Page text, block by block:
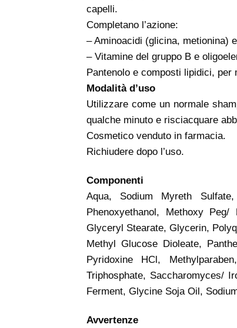
capelli.
Completano l’azione:
– Aminoacidi (glicina, metionina)
– Vitamine del gruppo B e
Pantenolo e composti lipidici,
Modalità d’uso
Utilizzare come un normale
qualche minuto e risciacquare
Cosmetico venduto in farmacia.
Richiudere dopo l’uso.
Componenti
Aqua, Sodium Myreth
Phenoxyethanol, Methoxy
Glyceryl Stearate, Glycerin,
Methyl Glucose Dioleate,
Pyridoxine HCl,
Triphosphate, Saccharomyces/
Ferment, Glycine Soja Oil,
Avvertenze